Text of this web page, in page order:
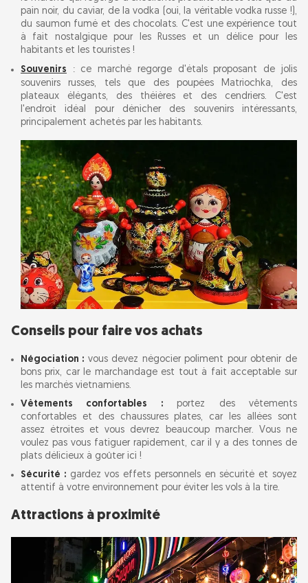
pain noir, du caviar, de la vodka (oui, la véritable vodka russe !),
du saumon fumé et des chocolats. C'est une expérience tout
à fait nostalgique pour les Russes et un délice pour les
habitants et les touristes !
Souvenirs : ce marché regorge d'étals proposant de jolis
souvenirs russes, tels que des poupées Matriochka, des
plateaux élégants, des théières et des cendriers. C'est
l'endroit idéal pour dénicher des souvenirs intéressants,
principalement achetés par les habitants.
Conseils pour faire vos achats
Négociation : vous devez négocier poliment pour obtenir de
bons prix, car le marchandage est tout à fait acceptable sur
les marchés vietnamiens.
Vêtements confortables :portez des vêtements
confortables et des chaussures plates, car les allées sont
assez étroites et vous devrez beaucoup marcher. Vous ne
voulez pas vous fatiguer rapidement, car il y a des tonnes de
plats délicieux à goûter ici !
Sécurité :gardez vos effets personnels en sécurité et soyez
attentif à votre environnement pour éviter les vols à la tire.
Attractions à proximité